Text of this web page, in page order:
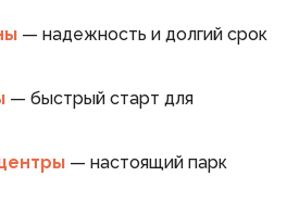
— надежность и долгий срок
— быстрый старт для
— настоящий парк